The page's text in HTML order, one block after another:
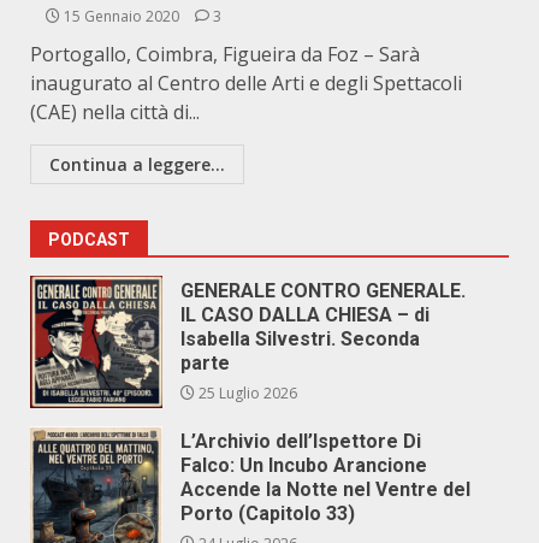
15 Gennaio 2020 3
Portogallo, Coimbra, Figueira da Foz – Sarà
inaugurato al Centro delle Arti e degli Spettacoli
(CAE) nella città di...
Continua a leggere...
PODCAST
GENERALE CONTRO GENERALE.
IL CASO DALLA CHIESA – di
Isabella Silvestri. Seconda
parte
25 Luglio 2026
L’Archivio dell’Ispettore Di
Falco: Un Incubo Arancione
Accende la Notte nel Ventre del
Porto (Capitolo 33)